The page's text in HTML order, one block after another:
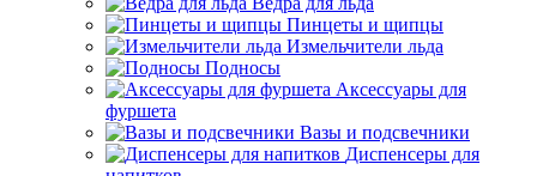
Пинцеты и щипцы
Измельчители льда
Подносы
Аксессуары для
фуршета
Вазы и подсвечники
Диспенсеры для